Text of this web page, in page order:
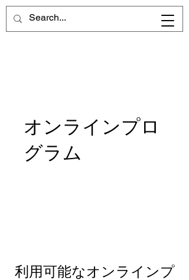
前進を願うすべての女性キリスト
者に向けて
オンラインプロ
グラム
利用可能なオンラインプ